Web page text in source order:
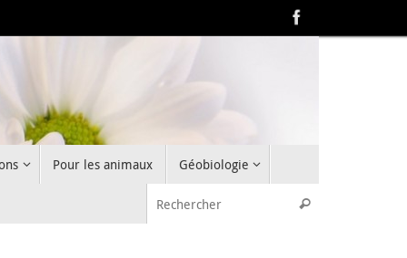
Pour les animaux Géobiologie
Rechercher